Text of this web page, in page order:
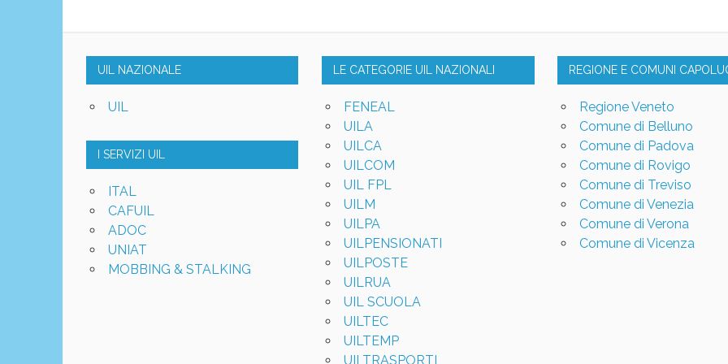
UIL NAZIONALE
UIL
I SERVIZI UIL
ITAL
CAFUIL
ADOC
UNIAT
MOBBING & STALKING
LE CATEGORIE UIL NAZIONALI
FENEAL
UILA
UILCA
UILCOM
UIL FPL
UILM
UILPA
UILPENSIONATI
UILPOSTE
UILRUA
UIL SCUOLA
UILTEC
UILTEMP
UILTRASPORTI
REGIONE E COMUNI
Regione Veneto
Comune di Belluno
Comune di Padova
Comune di Rovigo
Comune di Treviso
Comune di Venezia
Comune di Verona
Comune di Vicenza